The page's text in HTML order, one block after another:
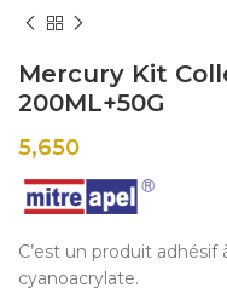
Mercury Kit
200ML+50G
5,650
C’est un produit
cyanoacrylate.